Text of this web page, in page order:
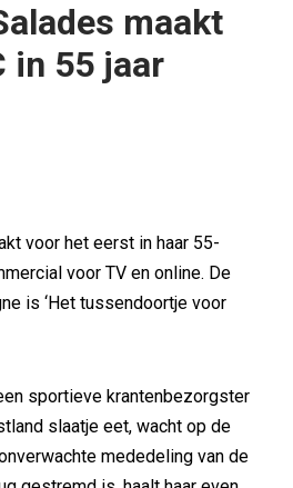
maakt
in 55 jaar
voor het eerst in haar 55-
voor TV en online. De
is ‘Het tussendoortje voor
sportieve krantenbezorgster
slaatje eet, wacht op de
mededeling van de